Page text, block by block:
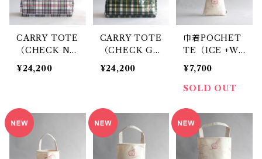
CARRY TOTE
（CHECK NA
VY）/ TEMBE
A
¥24,200
CARRY TOTE
（CHECK GR
EEN）/ TEM
BEA
¥24,200
巾着POCHET
TE（ICE +WA
PPEN）/ TEM
BEA
¥7,700
SOLD OUT